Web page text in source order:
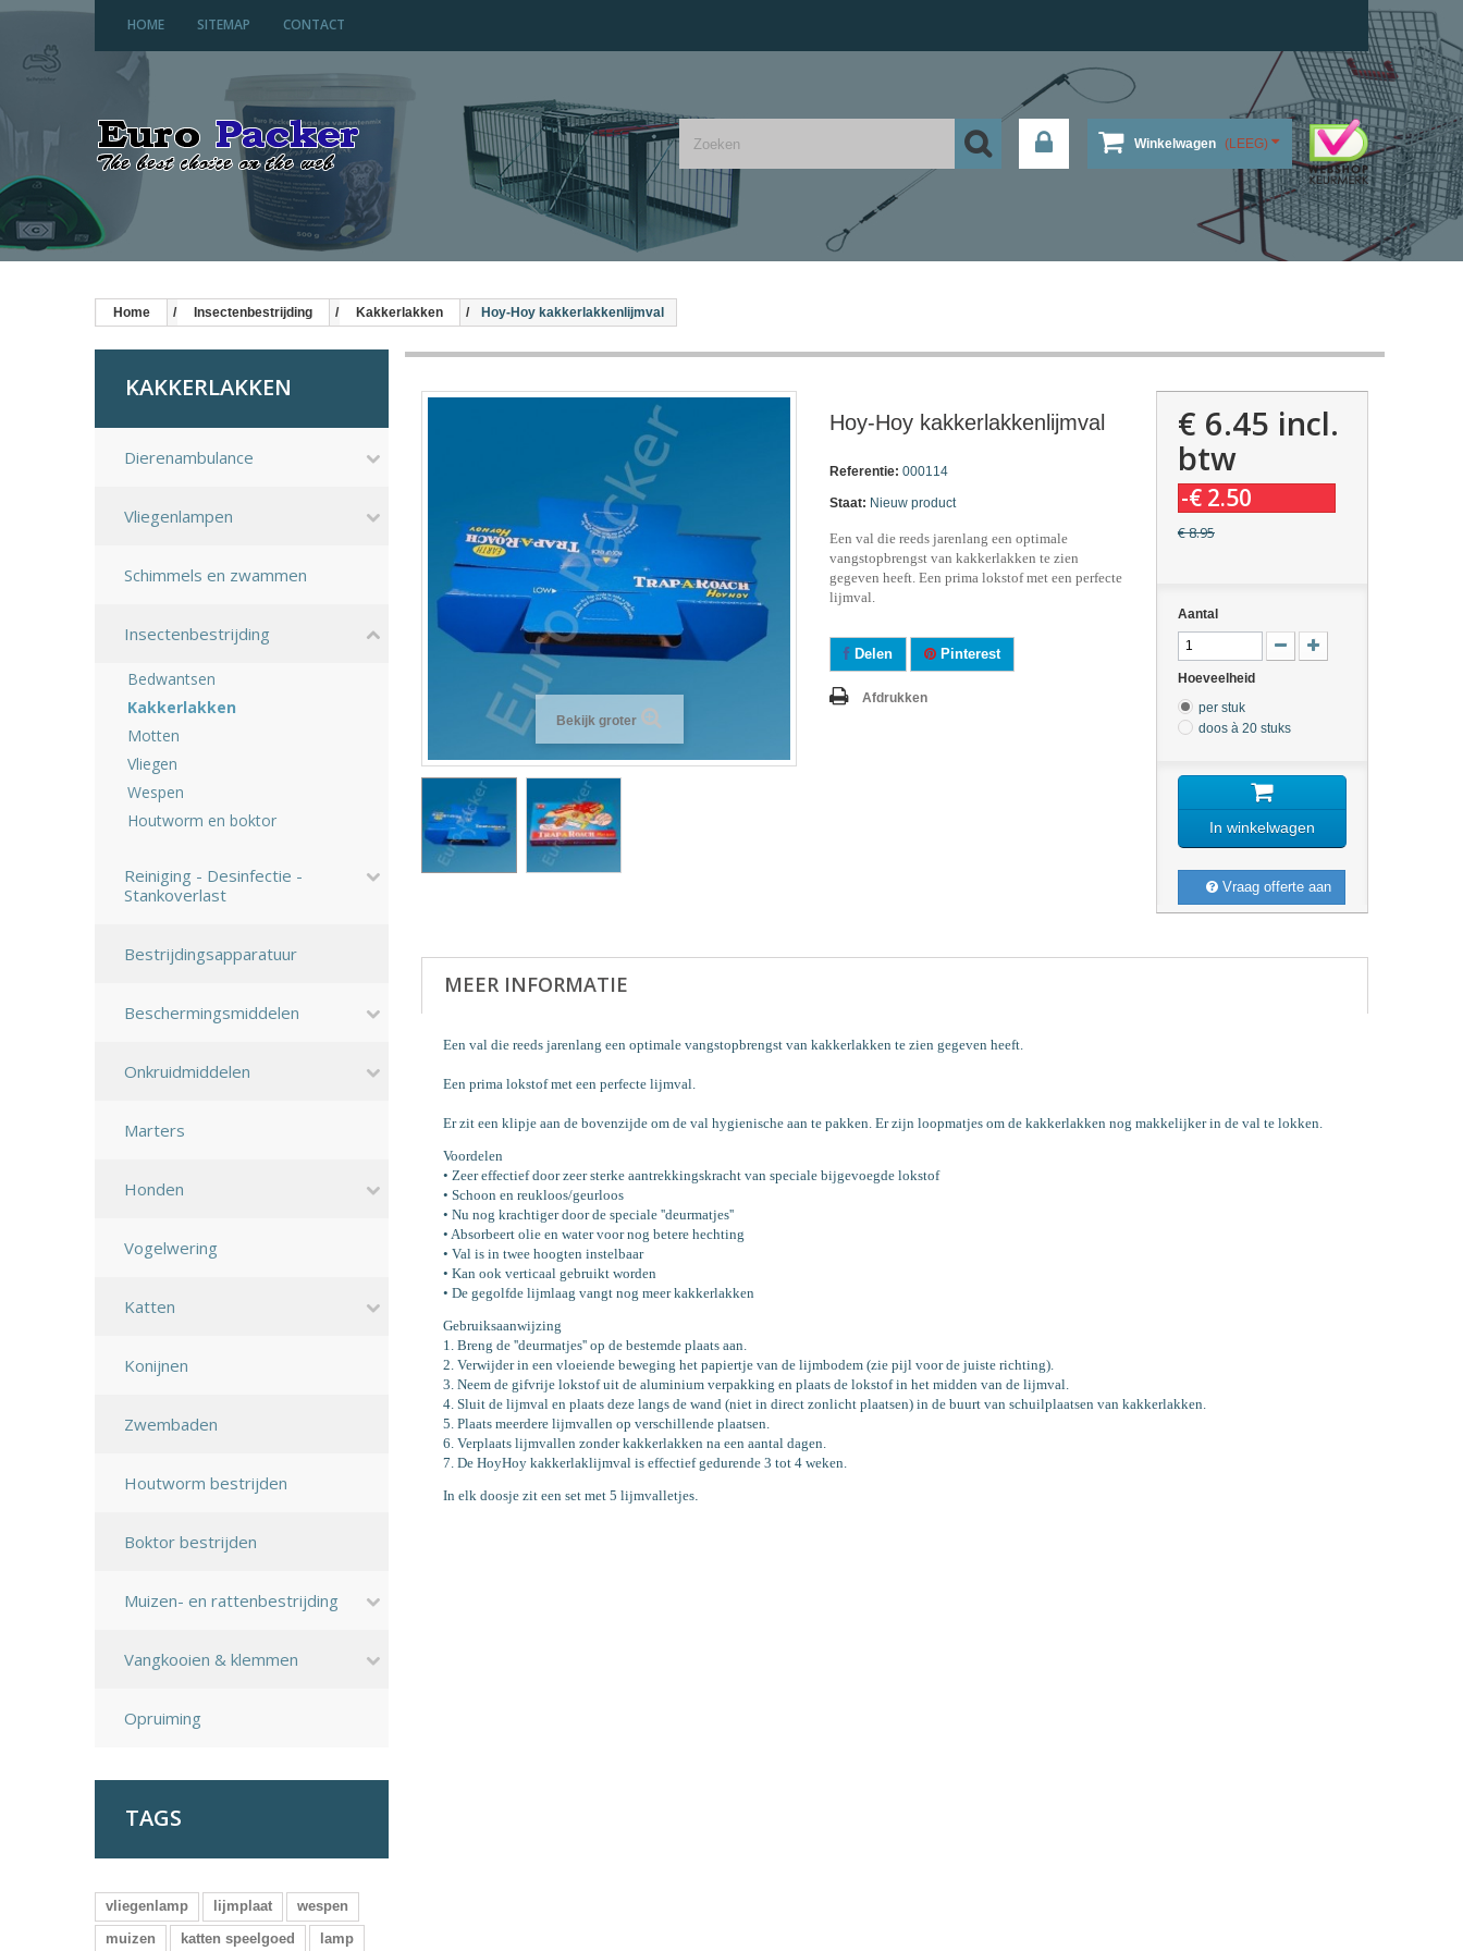
HOME SITEMAP CONTACT
Winkelwagen (LEEG)
Home Insectenbestrijding Kakkerlakken Hoy-Hoy kakkerlakkenlijmval
KAKKERLAKKEN
Dierenambulance
Vliegenlampen
Schimmels en zwammen
Insectenbestrijding
Bedwantsen
Kakkerlakken
Motten
Vliegen
Wespen
Houtworm en boktor
Reiniging - Desinfectie -
Stankoverlast
Bestrijdingsapparatuur
Beschermingsmiddelen
Onkruidmiddelen
Marters
Honden
Vogelwering
Katten
Konijnen
Zwembaden
Houtworm bestrijden
Boktor bestrijden
Muizen- en rattenbestrijding
Vangkooien & klemmen
Opruiming
TAGS
vliegenlamp lijmplaat
wespen
muizen
katten speelgoed lamp
Bekijk groter
Hoy-Hoy kakkerlakkenlijmval
Referentie: 000114
Staat: Nieuw product
Een val die reeds jarenlang een optimale
vangstopbrengst van kakkerlakken te zien
gegeven heeft. Een prima lokstof met een perfecte
lijmval.
Delen Pinterest
Afdrukken
€ 6.45 incl.
btw
-€ 2.50
€ 8.95
Aantal
Hoeveelheid
per stuk
doos à 20 stuks
In winkelwagen
Vraag offerte aan
MEER INFORMATIE
Een val die reeds jarenlang een optimale vangstopbrengst van kakkerlakken te zien gegeven heeft.
Een prima lokstof met een perfecte lijmval.
Er zit een klipje aan de bovenzijde om de val hygienische aan te pakken. Er zijn loopmatjes om de kakkerlakken nog makkelijker in de val te lokken.
Voordelen
• Zeer effectief door zeer sterke aantrekkingskracht van speciale bijgevoegde lokstof
• Schoon en reukloos/geurloos
• Nu nog krachtiger door de speciale ''deurmatjes''
• Absorbeert olie en water voor nog betere hechting
• Val is in twee hoogten instelbaar
• Kan ook verticaal gebruikt worden
• De gegolfde lijmlaag vangt nog meer kakkerlakken
Gebruiksaanwijzing
1. Breng de ''deurmatjes'' op de bestemde plaats aan.
2. Verwijder in een vloeiende beweging het papiertje van de lijmbodem (zie pijl voor de juiste richting).
3. Neem de gifvrije lokstof uit de aluminium verpakking en plaats de lokstof in het midden van de lijmval.
4. Sluit de lijmval en plaats deze langs de wand (niet in direct zonlicht plaatsen) in de buurt van schuilplaatsen van kakkerlakken.
5. Plaats meerdere lijmvallen op verschillende plaatsen.
6. Verplaats lijmvallen zonder kakkerlakken na een aantal dagen.
7. De HoyHoy kakkerlaklijmval is effectief gedurende 3 tot 4 weken.
In elk doosje zit een set met 5 lijmvalletjes